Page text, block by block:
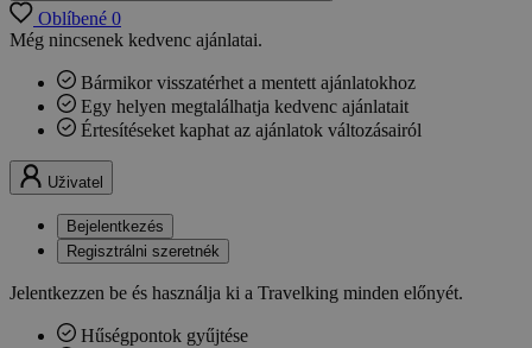
Oblíbené 0
Még nincsenek kedvenc ajánlatai.
Bármikor visszatérhet a mentett ajánlatokhoz
Egy helyen megtalálhatja kedvenc ajánlatait
Értesítéseket kaphat az ajánlatok változásairól
Uživatel
Bejelentkezés
Regisztrálni szeretnék
Jelentkezzen be és használja ki a Travelking minden előnyét.
Hűségpontok gyűjtése